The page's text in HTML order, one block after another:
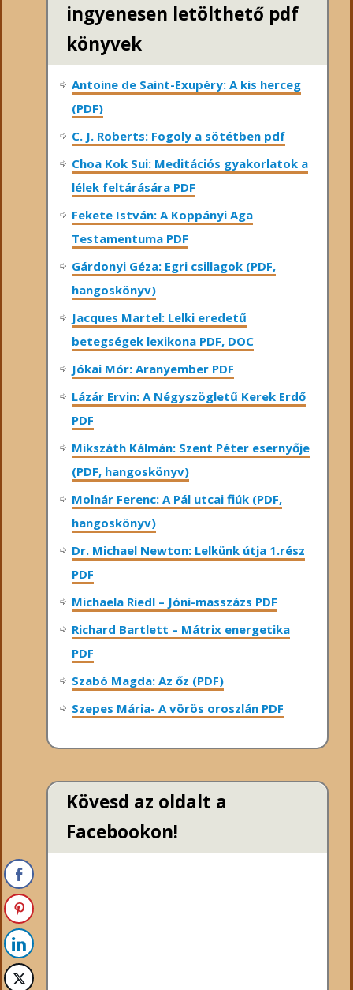
ingyenesen letölthető pdf
könyvek
Antoine de Saint-Exupéry: A kis herceg
(PDF)
C. J. Roberts: Fogoly a sötétben pdf
Choa Kok Sui: Meditációs gyakorlatok a
lélek feltárására PDF
Fekete István: A Koppányi Aga
Testamentuma PDF
Gárdonyi Géza: Egri csillagok (PDF,
hangoskönyv)
Jacques Martel: Lelki eredetű
betegségek lexikona PDF, DOC
Jókai Mór: Aranyember PDF
Lázár Ervin: A Négyszögletű Kerek Erdő
PDF
Mikszáth Kálmán: Szent Péter esernyője
(PDF, hangoskönyv)
Molnár Ferenc: A Pál utcai fiúk (PDF,
hangoskönyv)
Dr. Michael Newton: Lelkünk útja 1.rész
PDF
Michaela Riedl – Jóni-masszázs PDF
Richard Bartlett – Mátrix energetika
PDF
Szabó Magda: Az őz (PDF)
Szepes Mária- A vörös oroszlán PDF
Kövesd az oldalt a
Facebookon!